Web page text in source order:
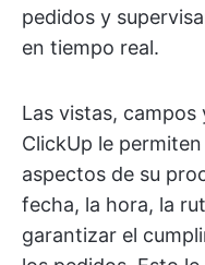
pedidos y
en tiempo real.
Las vistas,
ClickUp le
aspectos de su
fecha, la hora, la
garantizar el